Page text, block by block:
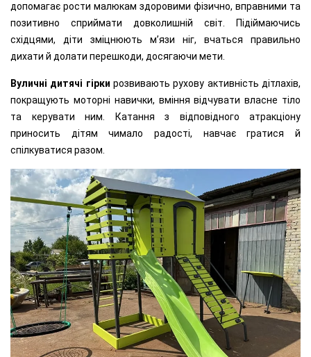
допомагає рости малюкам здоровими фізично, вправними та
позитивно сприймати довколишній світ. Підіймаючись
східцями, діти зміцнюють м’язи ніг, вчаться правильно
дихати й долати перешкоди, досягаючи мети.
Вуличні дитячі гірки розвивають рухову активність дітлахів,
покращують моторні навички, вміння відчувати власне тіло
та керувати ним. Катання з відповідного атракціону
приносить дітям чимало радості, навчає гратися й
спілкуватися разом.